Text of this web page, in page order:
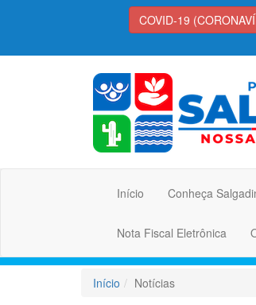
COVID-19
Início Conheça
Nota Fiscal Eletrônica
Início Notícias